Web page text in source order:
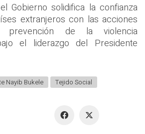
Gobierno solidifica la confianza
extranjeros con las acciones
prevención de la violencia
el liderazgo del Presidente
Nayib Bukele Tejido Social